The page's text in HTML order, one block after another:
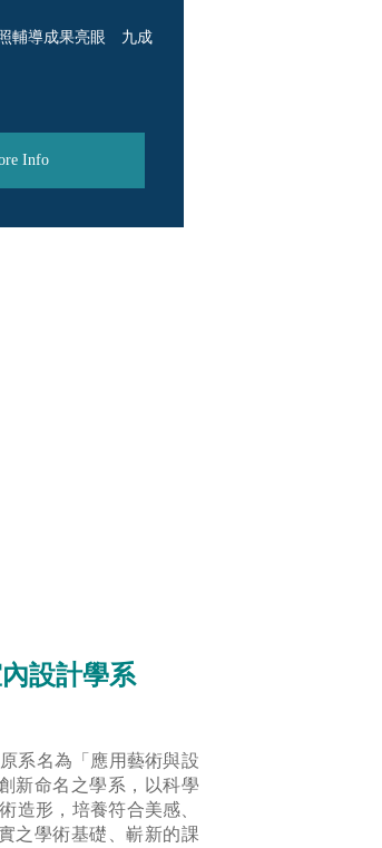
輔導成果亮眼 九成
Info
設計學系
系名為「應用藝術與設
新命名之學系，以科學
造形，培養符合美感、
之學術基礎、嶄新的課